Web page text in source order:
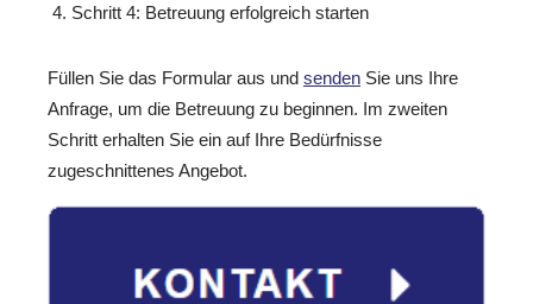
Schritt 4: Betreuung erfolgreich starten
Füllen Sie das Formular aus und senden Sie uns Ihre
Anfrage, um die Betreuung zu beginnen. Im zweiten
Schritt erhalten Sie ein auf Ihre Bedürfnisse
zugeschnittenes Angebot.